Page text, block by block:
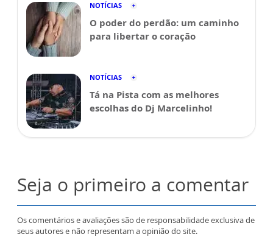
NOTÍCIAS
O poder do perdão: um caminho
para libertar o coração
NOTÍCIAS
Tá na Pista com as melhores
escolhas do Dj Marcelinho!
Seja o primeiro a comentar
Os comentários e avaliações são de responsabilidade exclusiva de
seus autores e não representam a opinião do site.